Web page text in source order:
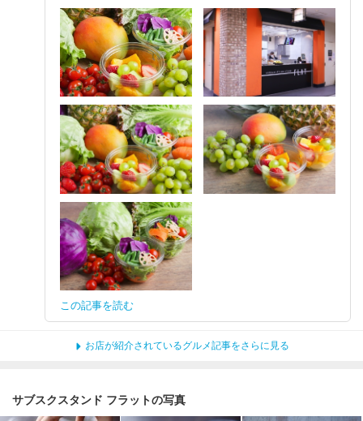
この記事を読む
お店が紹介されているグルメ記事をさらに見る
サブスクスタンド フラットの写真